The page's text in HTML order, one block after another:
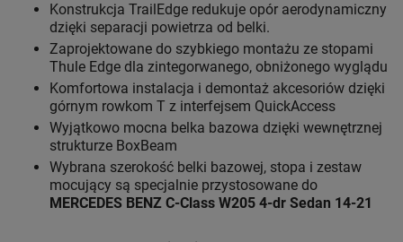
Konstrukcja TrailEdge redukuje opór aerodynamiczny
dzięki separacji powietrza od belki.
Zaprojektowane do szybkiego montażu ze stopami
Thule Edge dla zintegorwanego, obniżonego wyglądu
Komfortowa instalacja i demontaż akcesoriów dzięki
górnym rowkom T z interfejsem QuickAccess
Wyjątkowo mocna belka bazowa dzięki wewnętrznej
strukturze BoxBeam
Wybrana szerokość belki bazowej, stopa i zestaw
mocujący są specjalnie przystosowane do
MERCEDES BENZ C-Class W205 4-dr Sedan 14-21